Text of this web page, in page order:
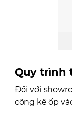
Quy trình
Đối với
công kệ ốp